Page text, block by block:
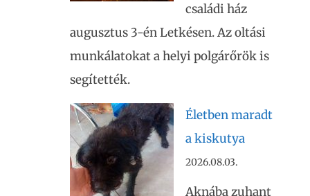
családi ház
augusztus 3-én Letkésen. Az oltási
munkálatokat a helyi polgárőrök is
segítették.
Életben maradt
a kiskutya
2026.08.03.
Aknába zuhant